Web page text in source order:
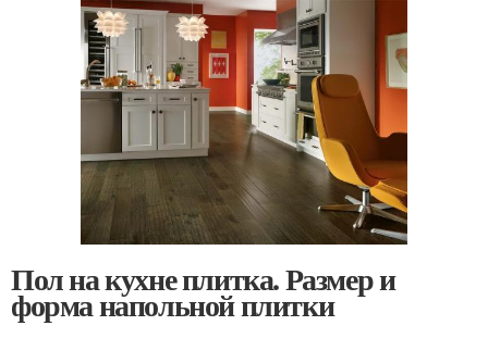
Пол на кухне плитка. Размер и
форма напольной плитки